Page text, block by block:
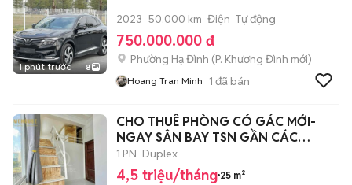
1 phút trước 8
2023 50.000 km Điện Tự động
750.000.000 đ
Phường Hạ Đình (P. Khương Đình mới)
Hoang Tran Minh 1 đã bán
CHO THUÊ PHÒNG CÓ GÁC MỚI-
NGAY SÂN BAY TSN GẦN CÁC
TRƯỜNG ĐH
1 PN Duplex
4,5 triệu/tháng 25 m²